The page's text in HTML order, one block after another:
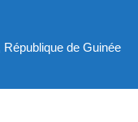
de Guinée